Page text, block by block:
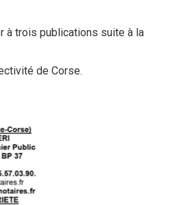
à trois publications suite à la
de Corse.